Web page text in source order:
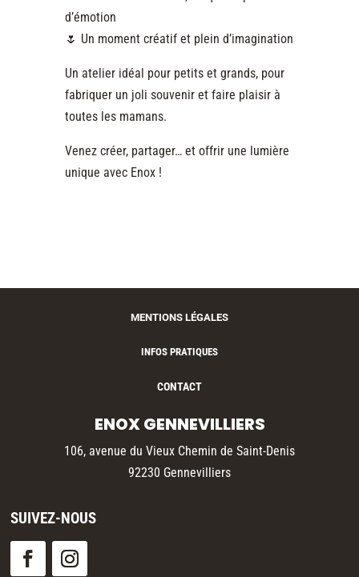
d’émotion
🌷 Un moment créatif et plein d’imagination
Un atelier idéal pour petits et grands, pour
fabriquer un joli souvenir et faire plaisir à
toutes les mamans.
Venez créer, partager… et offrir une lumière
unique avec Enox !
MENTIONS LÉGALES
INFOS PRATIQUES
CONTACT
ENOX GENNEVILLIERS
106, avenue du Vieux Chemin de Saint-Denis
92230 Gennevilliers
SUIVEZ-NOUS